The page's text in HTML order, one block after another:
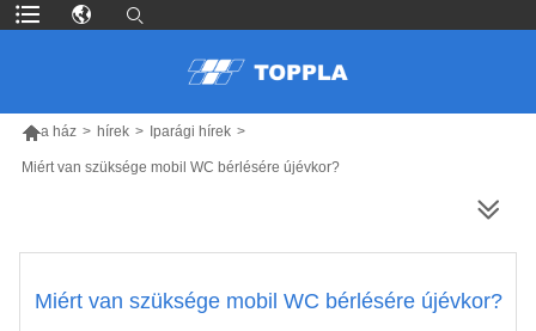
a ház > hírek > Iparági hírek >
Miért van szüksége mobil WC bérlésére újévkor?
Miért van szüksége mobil WC bérlésére újévkor?